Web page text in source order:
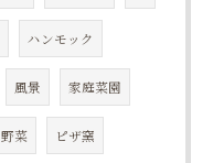
ハンモック
風景 家庭菜園
野菜 ピザ窯